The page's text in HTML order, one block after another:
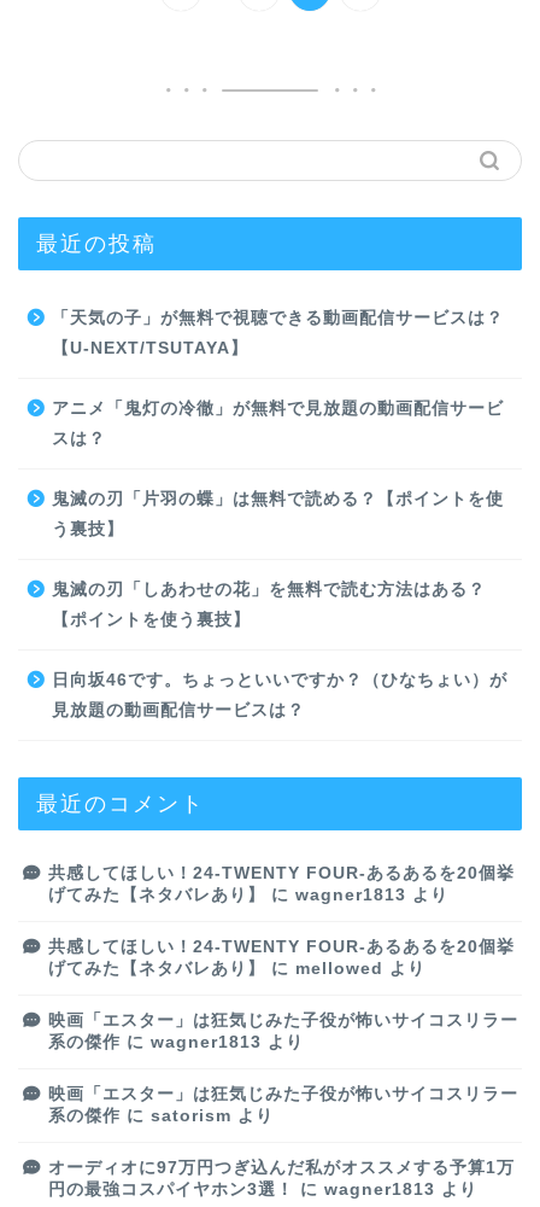
最近の投稿
「天気の子」が無料で視聴できる動画配信サービスは？
【U-NEXT/TSUTAYA】
アニメ「鬼灯の冷徹」が無料で見放題の動画配信サービ
スは？
鬼滅の刃「片羽の蝶」は無料で読める？【ポイントを使
う裏技】
鬼滅の刃「しあわせの花」を無料で読む方法はある？
【ポイントを使う裏技】
日向坂46です。ちょっといいですか？（ひなちょい）が
見放題の動画配信サービスは？
最近のコメント
共感してほしい！24-TWENTY FOUR-あるあるを20個挙
げてみた【ネタバレあり】
に wagner1813 より
共感してほしい！24-TWENTY FOUR-あるあるを20個挙
げてみた【ネタバレあり】
に mellowed より
映画「エスター」は狂気じみた子役が怖いサイコスリラー
系の傑作 に wagner1813 より
映画「エスター」は狂気じみた子役が怖いサイコスリラー
系の傑作 に satorism より
オーディオに97万円つぎ込んだ私がオススメする予算1万
円の最強コスパイヤホン3選！
に wagner1813 より